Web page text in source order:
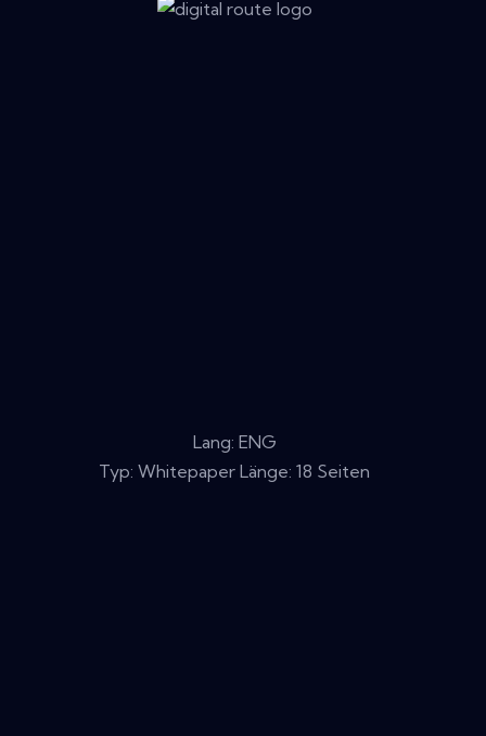
Lang: ENG
Typ: Whitepaper Länge: 18 Seiten